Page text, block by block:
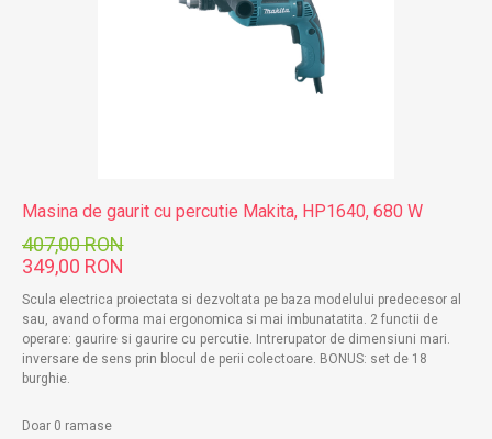
Masina de gaurit cu percutie Makita, HP1640, 680 W
407,00 RON
349,00 RON
Scula electrica proiectata si dezvoltata pe baza modelului predecesor al
sau, avand o forma mai ergonomica si mai imbunatatita. 2 functii de
operare: gaurire si gaurire cu percutie. Intrerupator de dimensiuni mari.
inversare de sens prin blocul de perii colectoare. BONUS: set de 18
burghie.
Doar 0 ramase